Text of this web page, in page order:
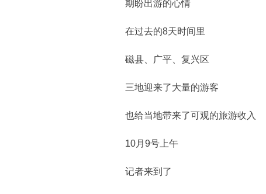
期盼出游的心情
在过去的8天时间里
磁县、广平、复兴区
三地迎来了大量的游客
也给当地带来了可观的旅游收入
10月9号上午
记者来到了